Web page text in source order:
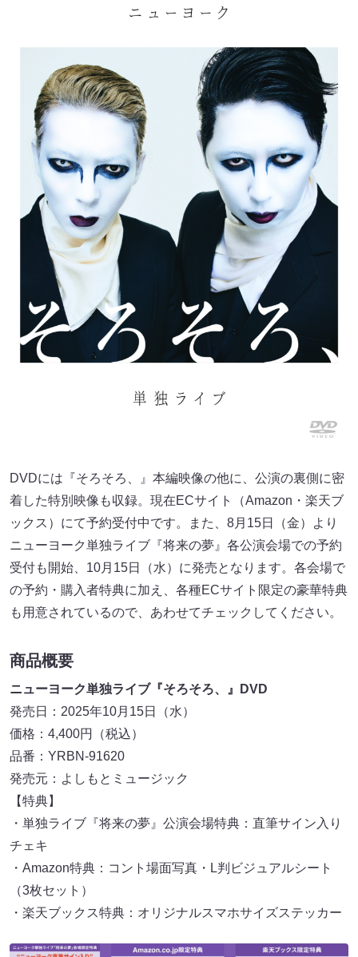
DVDには『そろそろ、』本編映像の他に、公演の裏側に密
着した特別映像も収録。現在ECサイト（Amazon・楽天ブ
ックス）にて予約受付中です。また、8月15日（金）より
ニューヨーク単独ライブ『将来の夢』各公演会場での予約
受付も開始、10月15日（水）に発売となります。各会場で
の予約・購入者特典に加え、各種ECサイト限定の豪華特典
も用意されているので、あわせてチェックしてください。
商品概要
ニューヨーク単独ライブ『そろそろ、』DVD
発売日：2025年10月15日（水）
価格：4,400円（税込）
品番：YRBN-91620
発売元：よしもとミュージック
【特典】
・単独ライブ『将来の夢』公演会場特典：直筆サイン入り
チェキ
・Amazon特典：コント場面写真・L判ビジュアルシート
（3枚セット）
・楽天ブックス特典：オリジナルスマホサイズステッカー